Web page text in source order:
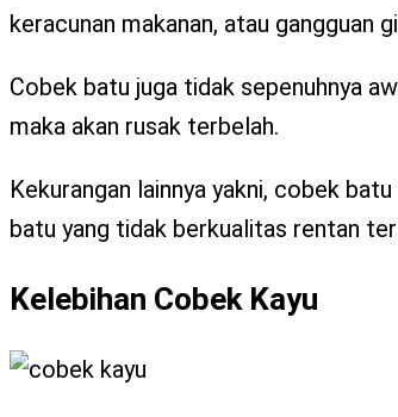
keracunan makanan, atau gangguan
Cobek batu juga tidak sepenuhnya
maka akan rusak terbelah.
Kekurangan lainnya yakni, cobek
batu yang tidak berkualitas rentan
Kelebihan Cobek Kayu